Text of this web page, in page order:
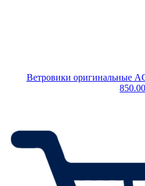
Ветровики оригинальные
850.00